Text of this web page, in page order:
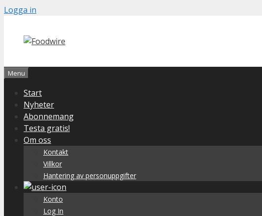
Skip
content
Logga in
Menu
Start
Nyheter
Abonnemang
Testa gratis!
Om oss
Kontakt
Villkor
Hantering av personuppgifter
Konto
Log In